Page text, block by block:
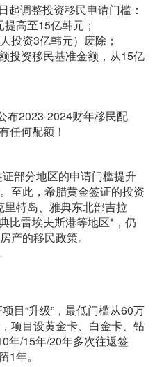
起调整投资移民申请门槛：
高至15亿韩元；
投资3亿韩元）废除；
投资移民基准金额，从15亿
布2023-2024财年移民配
任何配额！
部分地区的申请门槛提升
至此，希腊黄金签证的投资
特岛、雅典东北部吉拉
比雷埃夫斯港等地区*，仍
产的移民政策。
目“升级”，最低门槛从60万
项目设黄金卡、白金卡、钻
年/15年/20年多次往返签
1年。